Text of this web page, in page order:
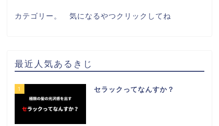
カテゴリー。　気になるやつクリックしてね
最近人気あるきじ
1 セラックってなんすか？